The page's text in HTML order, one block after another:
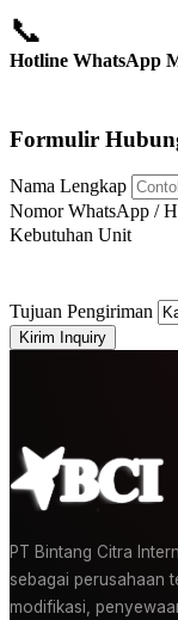
📞
Hotline WhatsApp
Formulir
Nama Lengkap
Nomor WhatsApp /
Kebutuhan Unit
Tujuan Pengiriman
Kirim Inquiry
PT Bintang Citra
sebagai perusahaan
modifikasi,